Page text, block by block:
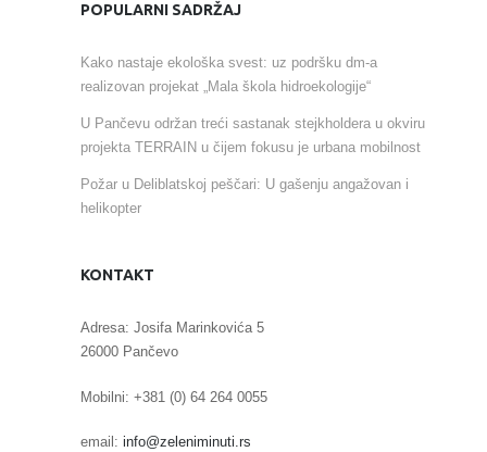
POPULARNI SADRŽAJ
Kako nastaje ekološka svest: uz podršku dm-a
realizovan projekat „Mala škola hidroekologije“
U Pančevu održan treći sastanak stejkholdera u okviru
projekta TERRAIN u čijem fokusu je urbana mobilnost
Požar u Deliblatskoj peščari: U gašenju angažovan i
helikopter
KONTAKT
Adresa: Josifa Marinkovića 5
26000 Pančevo
Mobilni: +381 (0) 64 264 0055
email: info@zeleniminuti.rs